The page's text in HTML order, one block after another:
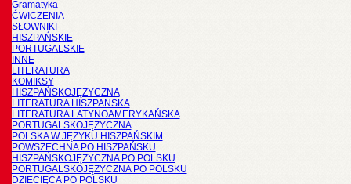
Gramatyka
ĆWICZENIA
SŁOWNIKI
HISZPAŃSKIE
PORTUGALSKIE
INNE
LITERATURA
KOMIKSY
HISZPAŃSKOJĘZYCZNA
LITERATURA HISZPANSKA
LITERATURA LATYNOAMERYKAŃSKA
PORTUGALSKOJĘZYCZNA
POLSKA W JĘZYKU HISZPAŃSKIM
POWSZECHNA PO HISZPAŃSKU
HISZPAŃSKOJĘZYCZNA PO POLSKU
PORTUGALSKOJĘZYCZNA PO POLSKU
DZIECIĘCA PO POLSKU